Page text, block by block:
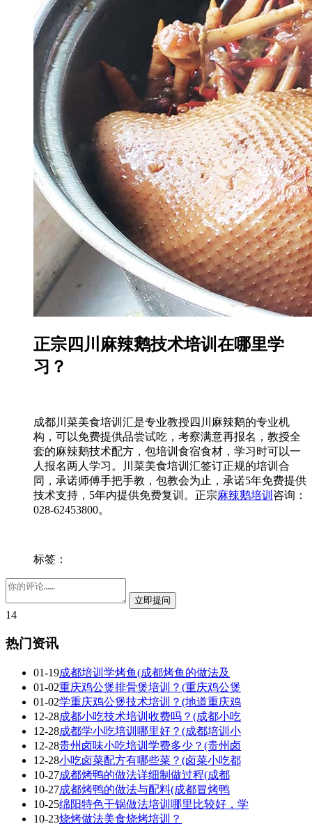
正宗四川麻辣鹅技术培训在哪里学
习？
成都川菜美食培训汇是专业教授四川麻辣鹅的专业机
构，可以免费提供品尝试吃，考察满意再报名，教授全
套的麻辣鹅技术配方，包培训食宿食材，学习时可以一
人报名两人学习。川菜美食培训汇签订正规的培训合
同，承诺师傅手把手教，包教会为止，承诺5年免费提供
技术支持，5年内提供免费复训。正宗麻辣鹅培训 咨询：
028-62453800。
标签：
14
热门资讯
01-19成都培训学烤鱼(成都烤鱼的做法及
01-02重庆鸡公煲排骨煲培训？(重庆鸡公煲
01-02学重庆鸡公煲技术培训？(地道重庆鸡
12-28成都小吃技术培训收费吗？(成都小吃
12-28成都学小吃培训哪里好？(成都培训小
12-28贵州卤味小吃培训学费多少？(贵州卤
12-28小吃卤菜配方有哪些菜？(卤菜小吃都
10-27成都烤鸭的做法详细制做过程(成都
10-27成都烤鸭的做法与配料(成都冒烤鸭
10-25绵阳特色干锅做法培训哪里比较好，学
10-23烧烤做法美食烧烤培训？